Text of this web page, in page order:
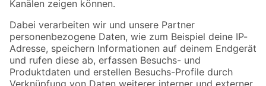
Folge uns
Zahlungsarten Versandarten